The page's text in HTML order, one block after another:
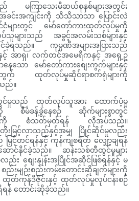
မကြာသေးမီဆယ်စုနှစ်များအတွင်း
ခင်းအကျင်းကို သိသိသာသာ ပြောင်းလဲ
များတွင် မော်တော်ကားထုတ်လုပ်မှုကို
သူများသည် အခွင့်အလမ်းသစ်များနှင့်
ခဲ့ရသည်။ ကုမ္ပဏီအများအပြားသည်
အာရှ၊ လက်တင်အမေရိကနှင့် အရှေ့ဥ
သော မော်တော်ကားစျေးကွက်များနှင့်
အတွက် ထုတ်လုပ်မှုဆိုင်ရာစက်ရုံများကို
သည်။
ထွင်မှုသည် ထုတ်လုပ်သူအား ထောက်ပံ့မှု
ကို စီမံခန့်ခွဲနေစဉ် ဆိုက်များစွာတွင်
းကို စံသတ်မှတ်ရန် လိုအပ်သည်။
ြင့်လာသည်နှင့်အမျှ ပြိုင်ဆိုင်မှုလည်း
ြှင့်တင်ရန်နှင့် ကုန်ကျစရိတ် လျှော့ချရန်
င်နိုင်ခဲ့သည်။ ဆန်းသစ်တီထွင်မှုများ
း စျေးနှုန်းအပြိုင်အဆိုင်ဖြစ်ရန်နှင့် မ
မျဉ်းစည်းကမ်းတောင်းဆိုချက်များကို
ထုတ်ကုန်ဒီဇိုင်းနှင့် ထုတ်လုပ်မှုလုပ်ငန်းစဉ်
မှုရှိရန် တောင်းဆိုခဲ့သည်။